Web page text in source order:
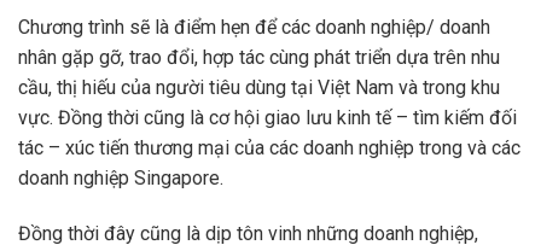
Chương trình sẽ là điểm hẹn để các doanh nghiệp/ doanh
nhân gặp gỡ, trao đổi, hợp tác cùng phát triển dựa trên nhu
cầu, thị hiếu của người tiêu dùng tại Việt Nam và trong khu
vực. Đồng thời cũng là cơ hội giao lưu kinh tế – tìm kiếm đối
tác – xúc tiến thương mại của các doanh nghiệp trong và các
doanh nghiệp Singapore.
Đồng thời đây cũng là dịp tôn vinh những doanh nghiệp,